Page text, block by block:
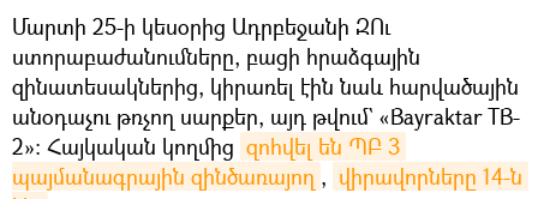
Մարտի 25-ի կեսօրից Ադրբեջանի ԶՈւ
ստորաբաժանումները, բացի հրաձգային
զինատեսակներից, կիրառել էին նաև հարվածային
անօդաչու թռչող սարքեր, այդ թվում` «Bayraktar TB-
2»: Հայկական կողմից զոհվել են ՊԲ 3
պայմանագրային զինծառայող , վիրավորները 14-ն